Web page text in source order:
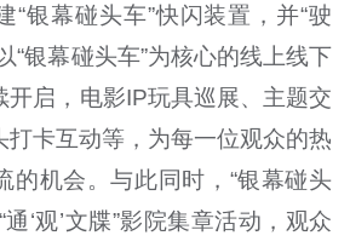
“银幕碰头车”快闪装置，并“驶
“银幕碰头车”为核心的线上线下
开启，电影IP玩具巡展、主题交
打卡互动等，为每一位观众的热
的机会。与此同时，“银幕碰头
‘观’文牒”影院集章活动，观众